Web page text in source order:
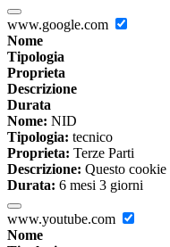
www.google.com
Nome
Tipologia
Proprieta
Descrizione
Durata
Nome: NID
Tipologia: tecnico
Proprieta: Terze Parti
Descrizione: Questo
Durata: 6 mesi 3 giorni
www.youtube.com
Nome